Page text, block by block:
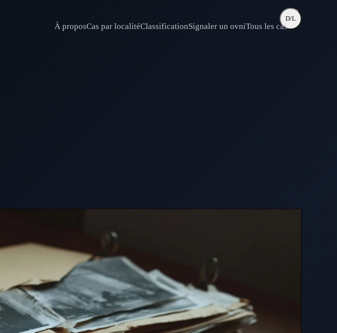
À proposCas par localitéClassificationSignaler un ovniTous les cas
D/L